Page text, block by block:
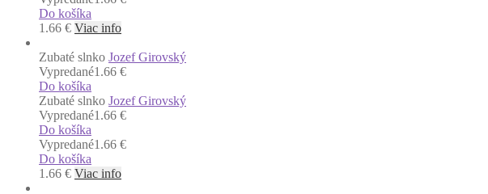
Do košíka
1.66 € Viac info
Zubaté slnko Jozef Girovský
Vypredané1.66 €
Do košíka
Zubaté slnko Jozef Girovský
Vypredané1.66 €
Do košíka
Vypredané1.66 €
Do košíka
1.66 € Viac info